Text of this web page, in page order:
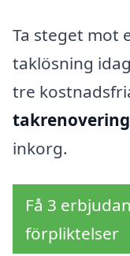
Ta steget mot
taklösning
tre
inkorg.
Få 3
förpliktelser